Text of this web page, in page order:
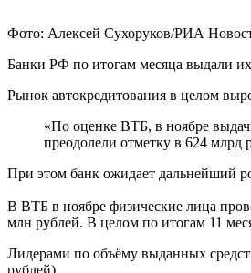
Фото: Алексей Сухоруков/РИА
Банки РФ по итогам месяца выдали
Рынок автокредитования в целом
«По оценке ВТБ, в ноябре
преодолели отметку в 624 млрд
При этом банк ожидает дальнейший
В ВТБ в ноябре физические лица
млн рублей. В целом по итогам 11
Лидерами по объёму выданных
рублей).